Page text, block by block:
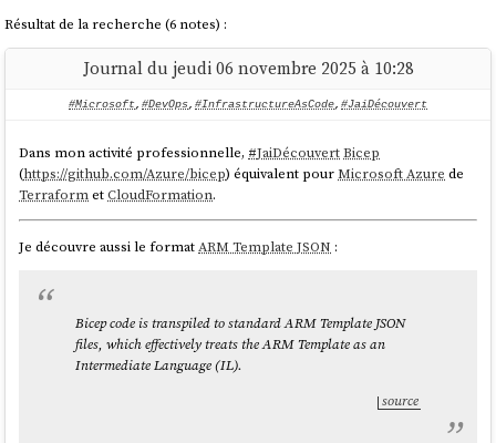
Résultat de la recherche (6 notes) :
Journal du jeudi 06 novembre 2025 à 10:28
#Microsoft, #DevOps, #InfrastructureAsCode, #JaiDécouvert
Dans mon activité professionnelle, #JaiDécouvert Bicep
(https://github.com/Azure/bicep) équivalent pourMicrosoft Azure de
TerraformetCloudFormation.
Je découvre aussi le formatARM Template JSON :
Bicep code is transpiled to standard ARM Template JSON
files, which effectively treats the ARM Template as an
Intermediate Language (IL).
source